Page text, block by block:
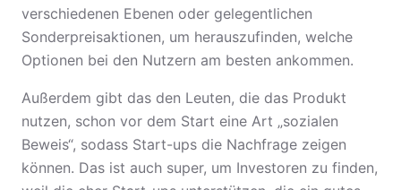
verschiedenen Ebenen oder gelegentlichen
Sonderpreisaktionen, um herauszufinden, welche
Optionen bei den Nutzern am besten ankommen.
Außerdem gibt das den Leuten, die das Produkt
nutzen, schon vor dem Start eine Art „sozialen
Beweis“, sodass Start-ups die Nachfrage zeigen
können. Das ist auch super, um Investoren zu finden,